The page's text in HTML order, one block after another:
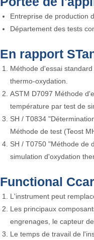
Entreprise de production
Département des tests
En rapport S
Méthode d'essai
thermo-oxydation.
ASTM D7097 Méthode
température par test de
SH / T0834
Méthode de test (Teost
SH / T0750 "Méthode de
simulation d'oxydation
Functional C
L'instrument peut
Les principaux
engrenages, le capteur
Le temps de travail de